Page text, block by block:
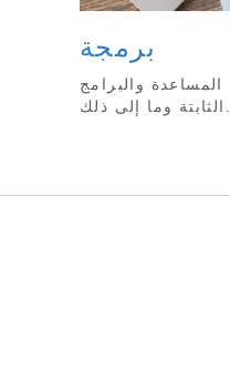
برمجة
المساعدة والبرامج